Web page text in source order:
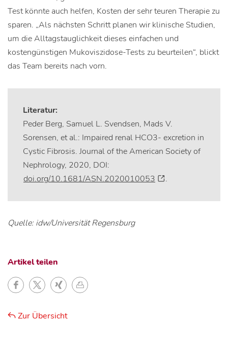
Test könnte auch helfen, Kosten der sehr teuren Therapie zu
sparen. „Als nächsten Schritt planen wir klinische Studien,
um die Alltagstauglichkeit dieses einfachen und
kostengünstigen Mukoviszidose-Tests zu beurteilen“, blickt
das Team bereits nach vorn.
Literatur:
Peder Berg, Samuel L. Svendsen, Mads V.
Sorensen, et al.: Impaired renal HCO3- excretion in
Cystic Fibrosis. Journal of the American Society of
Nephrology, 2020, DOI:
doi.org/10.1681/ASN.2020010053
.
Quelle: idw/Universität Regensburg
Artikel teilen
Zur Übersicht